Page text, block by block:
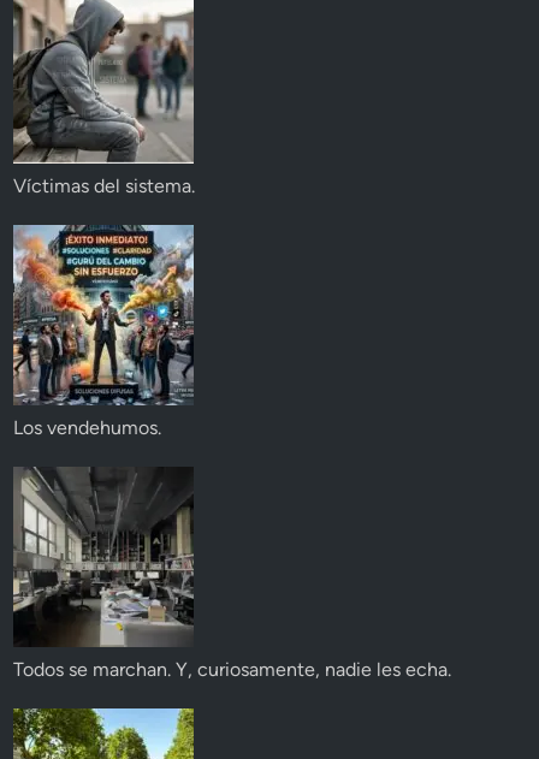
Víctimas del sistema.
Los vendehumos.
Todos se marchan. Y, curiosamente, nadie les echa.